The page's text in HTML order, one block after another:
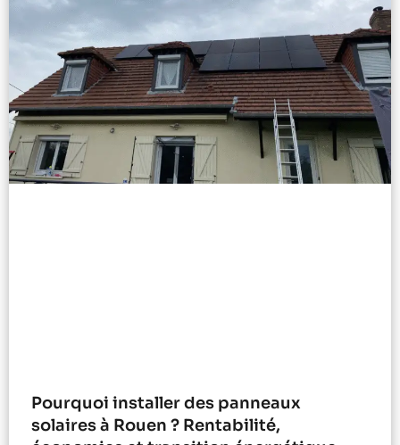
Pourquoi installer des panneaux
solaires à Rouen ? Rentabilité,